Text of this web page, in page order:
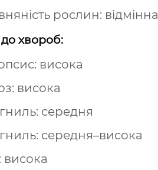
рослин: відмінна
до хвороб:
висока
висока
середня
середня–висока
висока